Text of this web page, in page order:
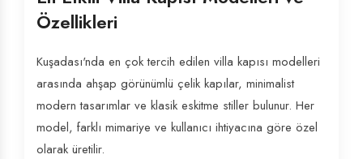
Özellikleri
Kuşadası'nda en çok tercih edilen villa kapısı modelleri
arasında ahşap görünümlü çelik kapılar, minimalist
modern tasarımlar ve klasik eskitme stiller bulunur. Her
model, farklı mimariye ve kullanıcı ihtiyacına göre özel
olarak üretilir.